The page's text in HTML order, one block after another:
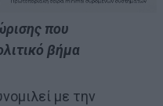
που
βήμα
με την